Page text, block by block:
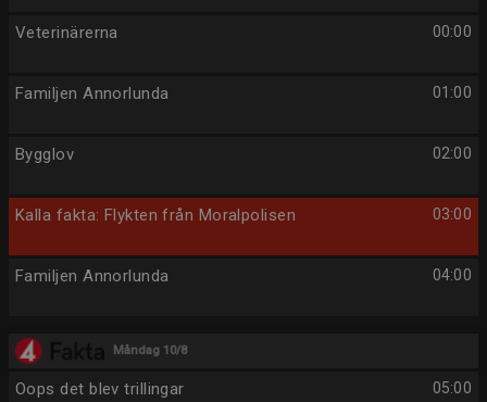
00:00
Veterinärerna
01:00
Familjen Annorlunda
02:00
Bygglov
03:00
Kalla fakta: Flykten från Moralpolisen
04:00
Familjen Annorlunda
Måndag 10/8
05:00
Oops det blev trillingar